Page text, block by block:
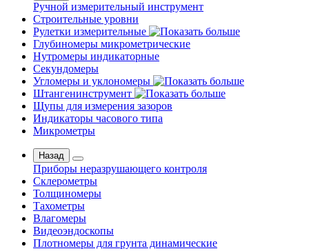
Ручной измерительный инструмент
Строительные уровни
Рулетки измерительные
Глубиномеры микрометрические
Нутромеры индикаторные
Секундомеры
Угломеры и уклономеры
Штангенинструмент
Щупы для измерения зазоров
Индикаторы часового типа
Микрометры
Назад
Приборы неразрушающего контроля
Склерометры
Толщиномеры
Тахометры
Влагомеры
Видеоэндоскопы
Плотномеры для грунта динамические